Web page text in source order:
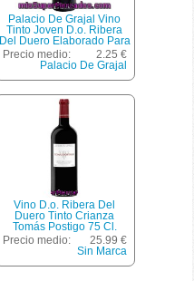
Palacio De Grajal Vino
Tinto Joven D.o. Ribera
Del Duero Elaborado Para
Grupo El Corte Inglés
Botella 75 Cl
Precio medio:
2.25 €
Palacio De Grajal
Vino D.o. Ribera Del
Duero Tinto Crianza
Tomás Postigo 75 Cl.
Precio medio:
25.99 €
Sin Marca